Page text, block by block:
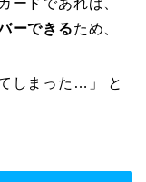
ードであれば、
ーできるため、
しまった…」 と